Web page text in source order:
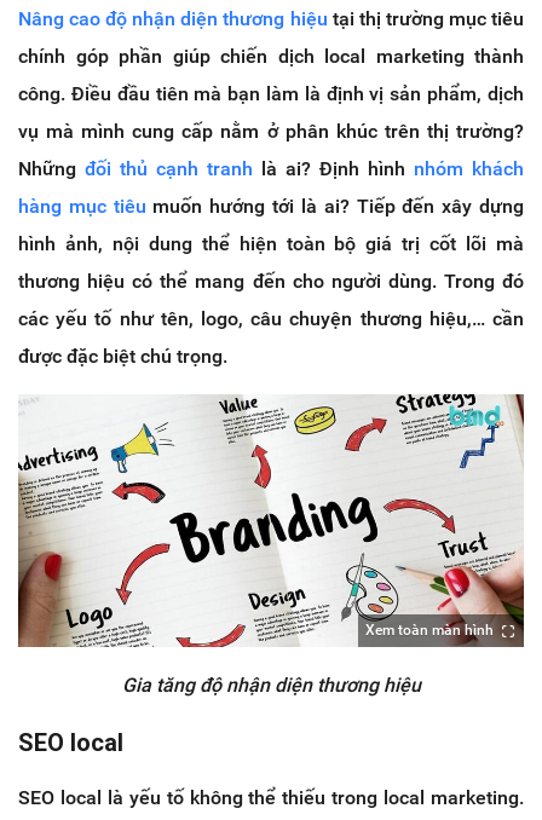
Nâng cao độ nhận diện thương hiệu tại thị trường mục tiêu
chính góp phần giúp chiến dịch local marketing thành
công. Điều đầu tiên mà bạn làm là định vị sản phẩm, dịch
vụ mà mình cung cấp nằm ở phân khúc trên thị trường?
Những đối thủ cạnh tranh là ai? Định hình nhóm khách
hàng mục tiêu muốn hướng tới là ai? Tiếp đến xây dựng
hình ảnh, nội dung thể hiện toàn bộ giá trị cốt lõi mà
thương hiệu có thể mang đến cho người dùng. Trong đó
các yếu tố như tên, logo, câu chuyện thương hiệu,… cần
được đặc biệt chú trọng.
Xem toàn màn hình
Gia tăng độ nhận diện thương hiệu
SEO local
SEO local là yếu tố không thể thiếu trong local marketing.